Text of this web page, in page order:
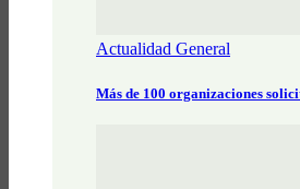
Actualidad General
Más de 100 organizaciones